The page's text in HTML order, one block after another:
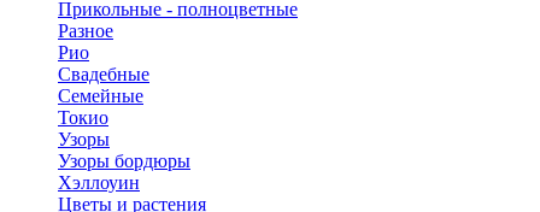
Прикольные - полноцветные
Разное
Рио
Свадебные
Семейные
Токио
Узоры
Узоры бордюры
Хэллоуин
Цветы и растения